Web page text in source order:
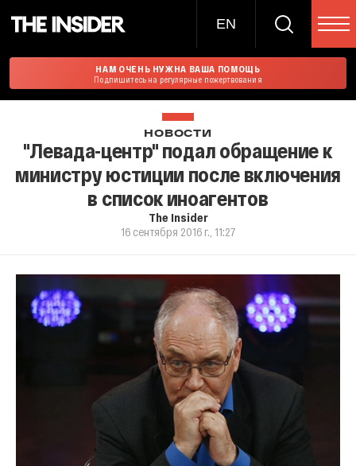
EN
НАМ ОЧЕНЬ НУЖНА ВАША ПОМОЩЬ
Подпишитесь на регулярные пожертвования
НОВОСТИ
"Левада-центр" подал обращение к
министру юстиции после включения
в список иноагентов
The Insider
16 сентября 2016 г., 11:27